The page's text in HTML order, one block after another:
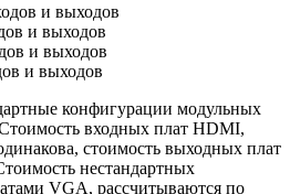
и выходов
и выходов
и выходов
и выходов
конфигурации модульных
входных плат HDMI,
стоимость выходных плат
нестандартных
VGA, рассчитываются по